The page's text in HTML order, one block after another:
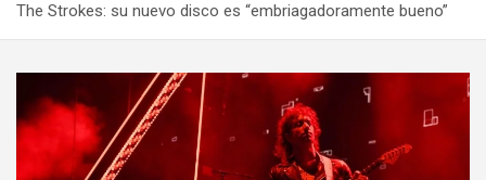
The Strokes: su nuevo disco es “embriagadoramente bueno”